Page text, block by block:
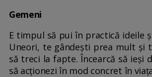
Gemeni
E timpul să pui în practică ideile
Uneori, te gândești prea mult și
să treci la fapte. Încearcă să ieși
să acționezi în mod concret în